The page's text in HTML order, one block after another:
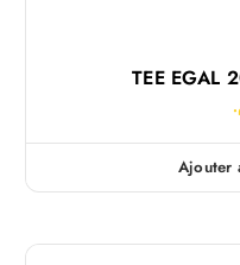
TEE EGAL
Ajouter